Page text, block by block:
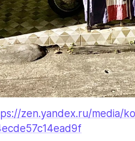
zen.yandex.ru/media/